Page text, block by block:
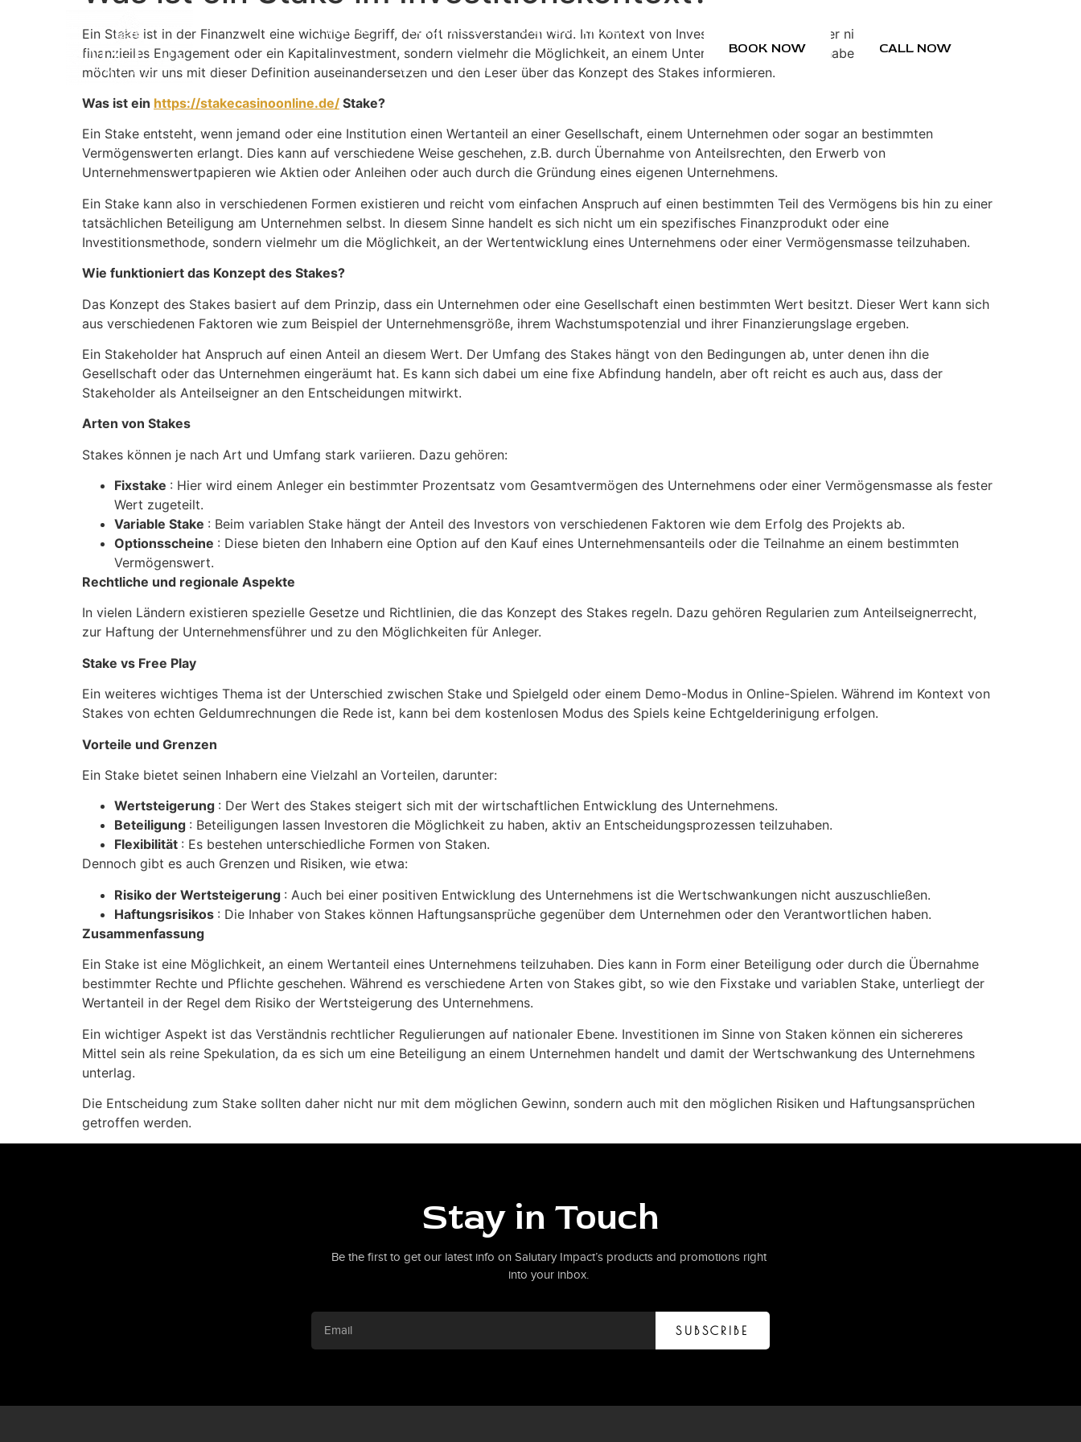
Home About Us
Our Services
Book A Stay
BOOK NOW CALL NOW
Ein Stake ist in der Finanzwelt eine wichtige Begriff, der oft missverstanden wird. Im Kontext von Investitionen bezeichnet er nicht unbedingt ein
finanzielles Engagement oder ein Kapitalinvestment, sondern vielmehr die Möglichkeit, an einem Unternehmenswert teilzuhaben. In diesem Artikel
möchten wir uns mit dieser Definition auseinandersetzen und den Leser über das Konzept des Stakes informieren.
Was ist ein https://stakecasinoonline.de/ Stake?
Ein Stake entsteht, wenn jemand oder eine Institution einen Wertanteil an einer Gesellschaft, einem Unternehmen oder sogar an bestimmten
Vermögenswerten erlangt. Dies kann auf verschiedene Weise geschehen, z.B. durch Übernahme von Anteilsrechten, den Erwerb von
Unternehmenswertpapieren wie Aktien oder Anleihen oder auch durch die Gründung eines eigenen Unternehmens.
Ein Stake kann also in verschiedenen Formen existieren und reicht vom einfachen Anspruch auf einen bestimmten Teil des Vermögens bis hin zu einer
tatsächlichen Beteiligung am Unternehmen selbst. In diesem Sinne handelt es sich nicht um ein spezifisches Finanzprodukt oder eine
Investitionsmethode, sondern vielmehr um die Möglichkeit, an der Wertentwicklung eines Unternehmens oder einer Vermögensmasse teilzuhaben.
Wie funktioniert das Konzept des Stakes?
Das Konzept des Stakes basiert auf dem Prinzip, dass ein Unternehmen oder eine Gesellschaft einen bestimmten Wert besitzt. Dieser Wert kann sich
aus verschiedenen Faktoren wie zum Beispiel der Unternehmensgröße, ihrem Wachstumspotenzial und ihrer Finanzierungslage ergeben.
Ein Stakeholder hat Anspruch auf einen Anteil an diesem Wert. Der Umfang des Stakes hängt von den Bedingungen ab, unter denen ihn die
Gesellschaft oder das Unternehmen eingeräumt hat. Es kann sich dabei um eine fixe Abfindung handeln, aber oft reicht es auch aus, dass der
Stakeholder als Anteilseigner an den Entscheidungen mitwirkt.
Arten von Stakes
Stakes können je nach Art und Umfang stark variieren. Dazu gehören:
Fixstake : Hier wird einem Anleger ein bestimmter Prozentsatz vom Gesamtvermögen des Unternehmens oder einer Vermögensmasse als fester
Wert zugeteilt.
Variable Stake : Beim variablen Stake hängt der Anteil des Investors von verschiedenen Faktoren wie dem Erfolg des Projekts ab.
Optionsscheine : Diese bieten den Inhabern eine Option auf den Kauf eines Unternehmensanteils oder die Teilnahme an einem bestimmten
Vermögenswert.
Rechtliche und regionale Aspekte
In vielen Ländern existieren spezielle Gesetze und Richtlinien, die das Konzept des Stakes regeln. Dazu gehören Regularien zum Anteilseignerrecht,
zur Haftung der Unternehmensführer und zu den Möglichkeiten für Anleger.
Stake vs Free Play
Ein weiteres wichtiges Thema ist der Unterschied zwischen Stake und Spielgeld oder einem Demo-Modus in Online-Spielen. Während im Kontext von
Stakes von echten Geldumrechnungen die Rede ist, kann bei dem kostenlosen Modus des Spiels keine Echtgelderinigung erfolgen.
Vorteile und Grenzen
Ein Stake bietet seinen Inhabern eine Vielzahl an Vorteilen, darunter:
Wertsteigerung : Der Wert des Stakes steigert sich mit der wirtschaftlichen Entwicklung des Unternehmens.
Beteiligung : Beteiligungen lassen Investoren die Möglichkeit zu haben, aktiv an Entscheidungsprozessen teilzuhaben.
Flexibilität : Es bestehen unterschiedliche Formen von Staken.
Dennoch gibt es auch Grenzen und Risiken, wie etwa:
Risiko der Wertsteigerung : Auch bei einer positiven Entwicklung des Unternehmens ist die Wertschwankungen nicht auszuschließen.
Haftungsrisikos : Die Inhaber von Stakes können Haftungsansprüche gegenüber dem Unternehmen oder den Verantwortlichen haben.
Zusammenfassung
Ein Stake ist eine Möglichkeit, an einem Wertanteil eines Unternehmens teilzuhaben. Dies kann in Form einer Beteiligung oder durch die Übernahme
bestimmter Rechte und Pflichte geschehen. Während es verschiedene Arten von Stakes gibt, so wie den Fixstake und variablen Stake, unterliegt der
Wertanteil in der Regel dem Risiko der Wertsteigerung des Unternehmens.
Ein wichtiger Aspekt ist das Verständnis rechtlicher Regulierungen auf nationaler Ebene. Investitionen im Sinne von Staken können ein sichereres
Mittel sein als reine Spekulation, da es sich um eine Beteiligung an einem Unternehmen handelt und damit der Wertschwankung des Unternehmens
unterlag.
Die Entscheidung zum Stake sollten daher nicht nur mit dem möglichen Gewinn, sondern auch mit den möglichen Risiken und Haftungsansprüchen
getroffen werden.
Stay in Touch
Be the first to get our latest info on Salutary Impact’s products and promotions right
into your inbox.
SUBSCRIBE